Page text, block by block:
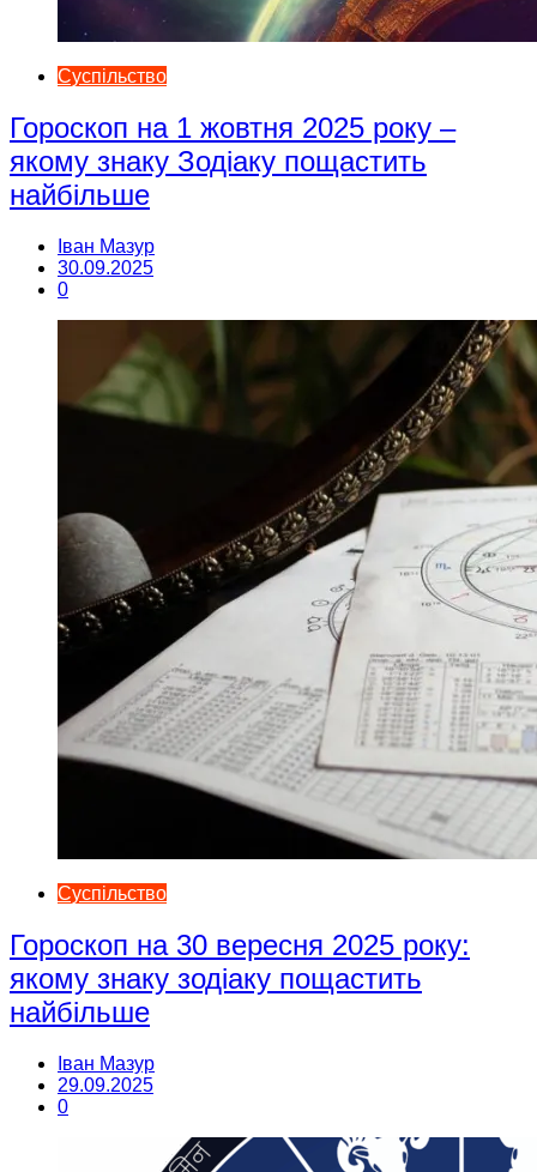
Суспільство
Гороскоп на 1 жовтня 2025 року –
якому знаку Зодіаку пощастить
найбільше
Іван Мазур
30.09.2025
0
Суспільство
Гороскоп на 30 вересня 2025 року:
якому знаку зодіаку пощастить
найбільше
Іван Мазур
29.09.2025
0